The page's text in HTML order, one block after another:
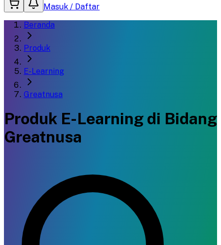
Masuk / Daftar
Beranda
Produk
E-Learning
Greatnusa
Produk E-Learning di Bidang
Greatnusa